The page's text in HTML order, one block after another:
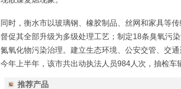
同时，衡水市以玻璃钢、橡胶制品、丝网和家具等
督促其全部升级为多级处理工艺；制定18条臭氧污
氮氧化物污染治理。建立生态环境、公安交管、交
今年上半年，该市共出动执法人员984人次，抽检车
推荐产品